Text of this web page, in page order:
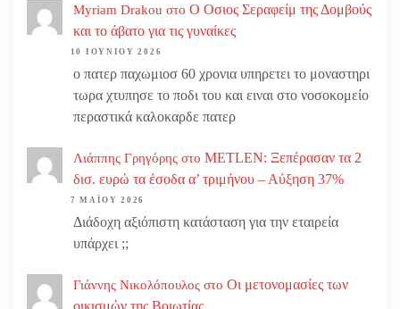
Myriam Drakou στο Ο Οσιος Σεραφείμ της Δομβούς
και το άβατο για τις γυναίκες
10 ΙΟΥΝΊΟΥ 2026
ο πατερ παχωμιοσ 60 χρονια υπηρετει το μοναστηρι
τωρα χτυπησε το ποδι του και ειναι στο νοσοκομείο
περαστικά καλοκαρδε πατερ
Λιάππης Γρηγόρης στο METLEN: Ξεπέρασαν τα 2
δισ. ευρώ τα έσοδα α’ τριμήνου – Αύξηση 37%
7 ΜΑΪ́ΟΥ 2026
Διάδοχη αξιόπιστη κατάσταση για την εταιρεία
υπάρχει ;;
Γιάννης Νικολόπουλος στο Οι μετονομασίες των
οικισμών της Βοιωτίας